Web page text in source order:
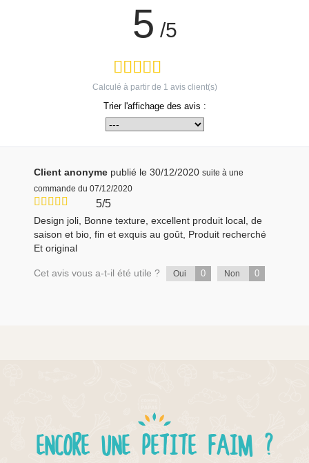
5 /5
Calculé à partir de 1 avis client(s)
Trier l'affichage des avis :
Client anonyme publié le 30/12/2020 suite à une
commande du 07/12/2020
5/5
Design joli, Bonne texture, excellent produit local, de
saison et bio, fin et exquis au goût, Produit recherché
Et original
Cet avis vous a-t-il été utile ? Oui 0 Non 0
ENCORE UNE PETITE FAIM ?